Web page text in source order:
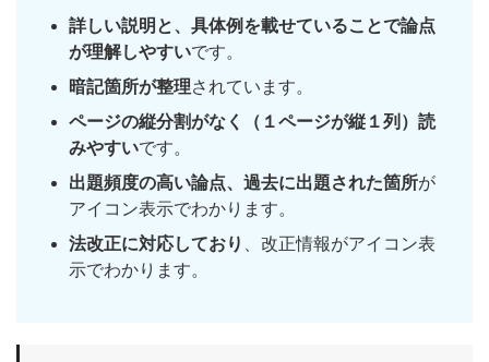
詳しい説明と、具体例を載せていることで論点
が理解しやすいです。
暗記箇所が整理されています。
ページの縦分割がなく（１ページが縦１列）読
みやすいです。
出題頻度の高い論点、過去に出題された箇所が
アイコン表示でわかります。
法改正に対応しており
、改正情報がアイコン表
示でわかります。